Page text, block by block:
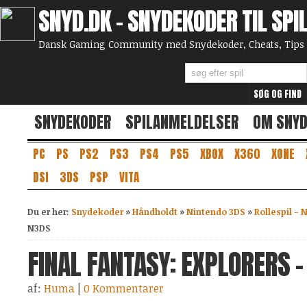
SNYD.DK - SNYDEKODER TIL SPIL
Dansk Gaming Community med Snydekoder, Cheats,
SNYDEKODER SPILANMELDELSER OM SNYD
PC PS PS2 PS3 PS4 PS5 XBOX X360 XONE
DSI
3DS PSP VITA
Du er her: Snydekoder»Håndholdt »Nintendo 3DS »Rollespil -
N3DS
FINAL FANTASY: EXPLORERS
af: Huma 0 Kommentarer